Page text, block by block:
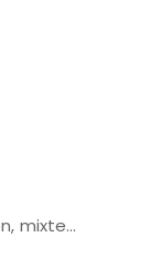
mixte…